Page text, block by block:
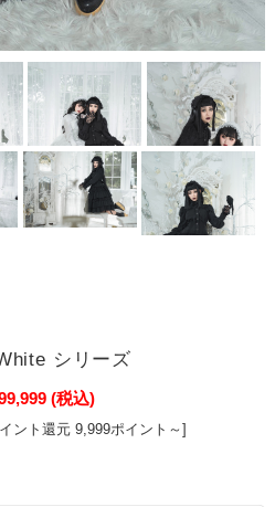
シリーズ
(税込)
ント還元 9,999ポイント～]